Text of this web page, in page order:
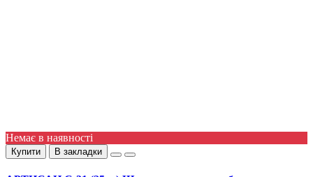
Немає в наявності
Купити В закладки